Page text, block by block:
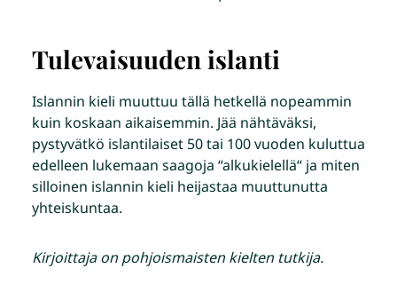
Tulevaisuuden islanti
Islannin kieli muuttuu tällä hetkellä nopeammin
kuin koskaan aikaisemmin. Jää nähtäväksi,
pystyvätkö islantilaiset 50 tai 100 vuoden kuluttua
edelleen lukemaan saagoja “alkukielellä“ ja miten
silloinen islannin kieli heijastaa muuttunutta
yhteiskuntaa.
Kirjoittaja on pohjoismaisten kielten tutkija.